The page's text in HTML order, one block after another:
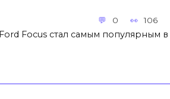
0 106
Ford Focus стал самым популярным